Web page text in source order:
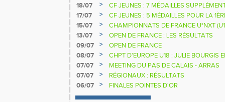
18/07
>
CF JEUNES : 7 MÉDAILLES
17/07
>
CF JEUNES : 5 MÉDAILLES POUR LA
15/07
>
CHAMPIONNATS DE FRANCE U*NXT
13/07
>
OPEN DE FRANCE : LES RÉSULTATS
09/07
>
OPEN DE FRANCE
08/07
>
CHPT D'EUROPE U18 : JULIE BOURGIS
07/07
>
MEETING DU PAS DE CALAIS - ARRAS
07/07
>
RÉGIONAUX : RÉSULTATS
06/07
> FINALES POINTES D'OR